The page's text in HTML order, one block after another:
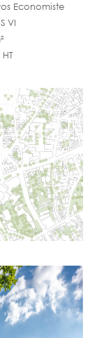
Economiste
VI